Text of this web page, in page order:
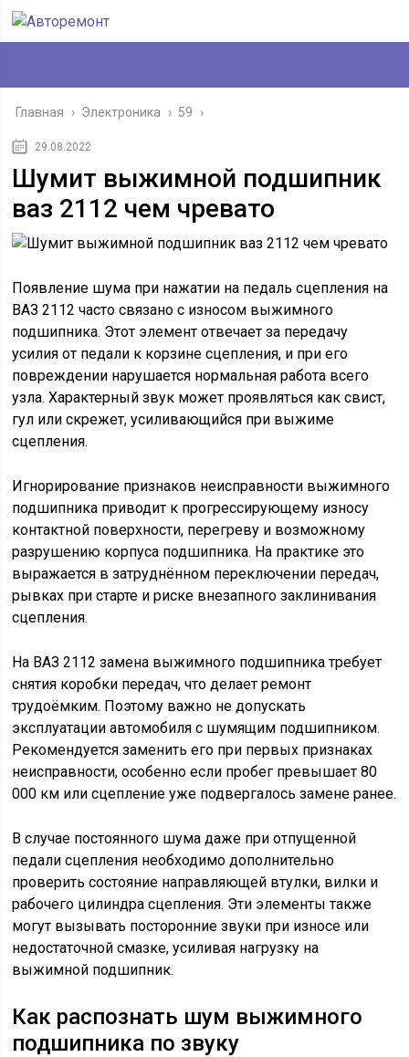
Главная › Электроника › 59 ›
29.08.2022
Шумит выжимной подшипник
ваз 2112 чем чревато
Появление шума при нажатии на педаль сцепления на
ВАЗ 2112 часто связано с износом выжимного
подшипника. Этот элемент отвечает за передачу
усилия от педали к корзине сцепления, и при его
повреждении нарушается нормальная работа всего
узла. Характерный звук может проявляться как свист,
гул или скрежет, усиливающийся при выжиме
сцепления.
Игнорирование признаков неисправности выжимного
подшипника приводит к прогрессирующему износу
контактной поверхности, перегреву и возможному
разрушению корпуса подшипника. На практике это
выражается в затруднённом переключении передач,
рывках при старте и риске внезапного заклинивания
сцепления.
На ВАЗ 2112 замена выжимного подшипника требует
снятия коробки передач, что делает ремонт
трудоёмким. Поэтому важно не допускать
эксплуатации автомобиля с шумящим подшипником.
Рекомендуется заменить его при первых признаках
неисправности, особенно если пробег превышает 80
000 км или сцепление уже подвергалось замене ранее.
В случае постоянного шума даже при отпущенной
педали сцепления необходимо дополнительно
проверить состояние направляющей втулки, вилки и
рабочего цилиндра сцепления. Эти элементы также
могут вызывать посторонние звуки при износе или
недостаточной смазке, усиливая нагрузку на
выжимной подшипник.
Как распознать шум выжимного
подшипника по звуку